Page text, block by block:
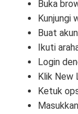
Buka
Kunjungi
Buat
Ikuti
Login
Klik New
Ketuk